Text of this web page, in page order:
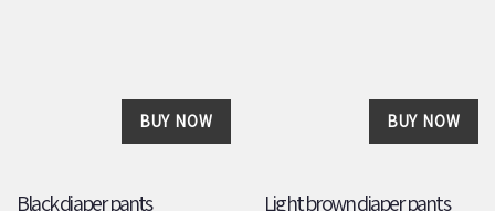
BUY NOW
Light brown diaper pants
BUY NOW
Black diaper pants